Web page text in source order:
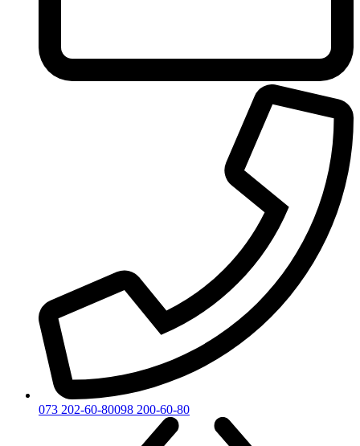
073 202-60-80098 200-60-80